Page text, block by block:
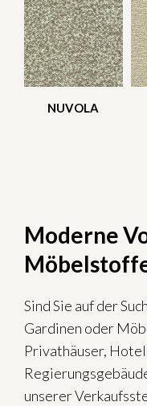
NUVOLA
Moderne
Sind Sie auf der
Gardinen oder
Privathäuser,
unserer